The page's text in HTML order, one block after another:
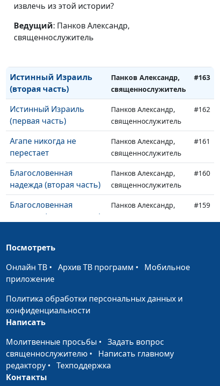
извлечь из этой истории?
Ведущий: Панков Александр,
священнослужитель
(четвертая часть)
священнослужитель
Истинный Израиль
Истинный Израиль
(вторая часть)
Панков Александр,
священнослужитель
#163
Истинный Израиль
(первая часть)
Панков Александр,
священнослужитель
#162
Агапе никогда не
перестает
Панков Александр,
священнослужитель
#161
Благословенная
надежда (вторая часть)
Панков Александр,
священнослужитель
#160
Благословенная
надежда (первая часть)
Панков Александр,
#159
часть)
Дети Божьи (первая
часть)
Панков Александр,
Жизнь в духе (вторая
часть)
Панков Александр,
часть)
священнослужитель
Истина во Христе
(вторая часть)
Посмотреть
Онлайн ТВ • Архив ТВ программ • Мобильное
приложение
Политика обработки персональных данных и
конфиденциальности
Написать
Молитвенные просьбы • Задать вопрос
священнослужителю • Написать главному
редактору • Техподдержка
Контакты